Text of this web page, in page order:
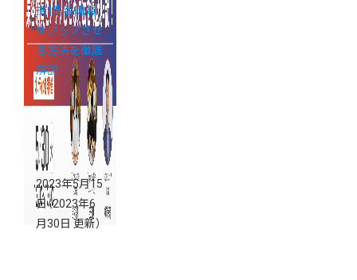
携！集客購買
をアップさせ
る方法を徹底
解説
2023年5月15
日（2023年6
月30日 更新）